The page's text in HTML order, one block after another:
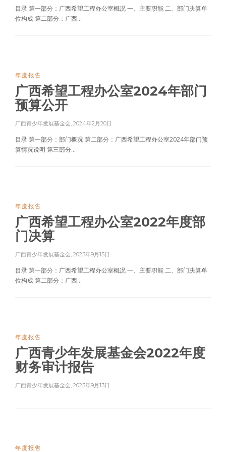
目录 第一部分：广西希望工程办公室概况 一、主要职能 二、部门决算单
位构成 第二部分：广西...
年度报告
广西希望工程办公室2024年部门
预算公开
广西青少年发展基金会, 2024年2月20日
目录 第一部分：部门概况 第二部分：广西希望工程办公室2024年部门预
算情况说明 第三部分...
年度报告
广西希望工程办公室2022年度部
门决算
广西青少年发展基金会, 2023年9月15日
目录 第一部分：广西希望工程办公室概况 一、主要职能 二、部门决算单
位构成 第二部分：广西...
年度报告
广西青少年发展基金会2022年度
财务审计报告
广西青少年发展基金会, 2023年9月13日
年度报告